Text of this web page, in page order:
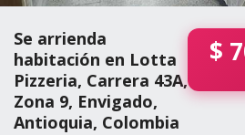
Se arrienda
habitación en Lotta
Pizzeria, Carrera 43A,
Zona 9, Envigado,
Antioquia, Colombia
$